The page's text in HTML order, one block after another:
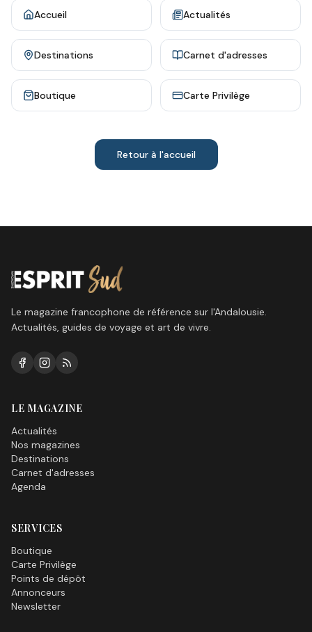
Accueil Actualités
Destinations Carnet d'adresses
Boutique Carte Privilège
Retour à l'accueil
Le magazine francophone de référence sur l'Andalousie.
Actualités, guides de voyage et art de vivre.
LE MAGAZINE
Actualités
Nos magazines
Destinations
Carnet d'adresses
Agenda
SERVICES
Boutique
Carte Privilège
Points de dépôt
Annonceurs
Newsletter